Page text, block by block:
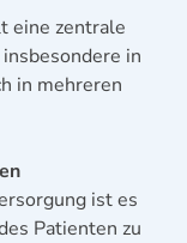
eine zentrale
in
in mehreren
ist es
Patienten zu